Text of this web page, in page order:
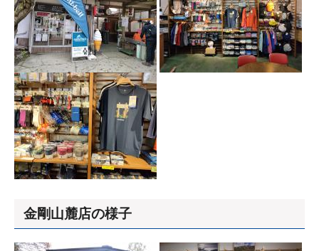
金剛山麓店の様子